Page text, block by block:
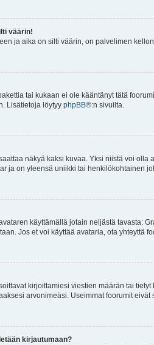
väärin!
ja aika on silti väärin, on palvelimen
tai kukaan ei ole kääntänyt tätä
Lisätietoja löytyy phpBB®:n sivuilta.
näkyä kaksi kuvaa. Yksi niistä voi
ja on yleensä uniikki tai henkilökohtainen
käyttämällä jotain neljästä tavasta:
Jos et voi käyttää avataria, ota yhteyttä
kirjoittamiesi viestien määrän tai
arvonimeäsi. Useimmat foorumit
kirjautumaan?